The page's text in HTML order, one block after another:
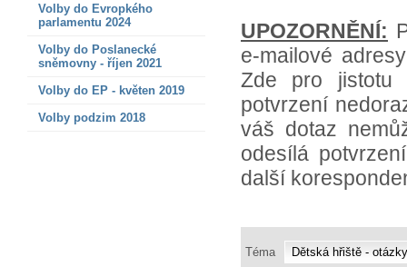
Volby do Evropkého
parlamentu 2024
Volby do Poslanecké
sněmovny - říjen 2021
Volby do EP - květen 2019
Volby podzim 2018
UPOZORNĚNÍ:
e-mailové
Zde pro jistotu
potvrzení
váš dotaz
odesílá
další
Téma